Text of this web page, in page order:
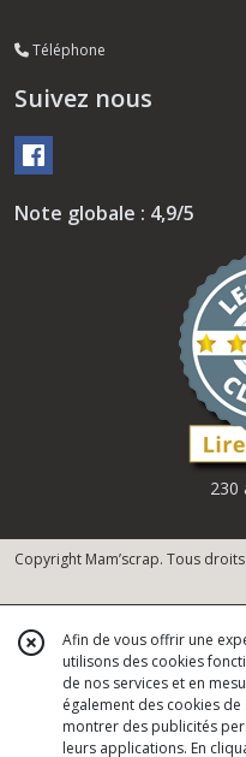
Téléphone
Suivez nous
Note globale : 4,9/5
230
Copyright Mam’scrap. Tous
Afin de vous offrir une
utilisons des cookies
de nos services et en
également des cookies
montrer des publicités
leurs applications. En